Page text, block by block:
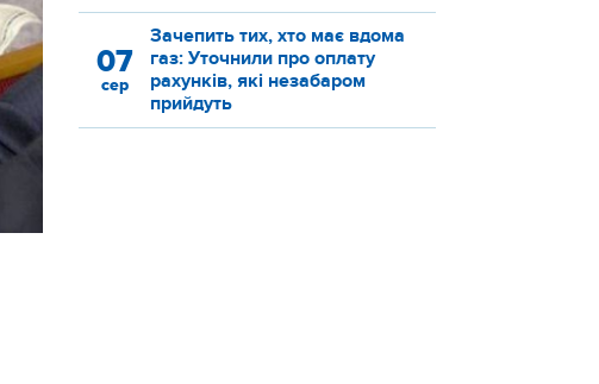
07
сер
Зачепить тих, хто має вдома
газ: Уточнили про оплату
рахунків, які незабаром
прийдуть